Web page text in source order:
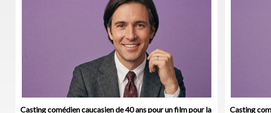
Casting comédien caucasien de 40 ans pour un film pour la
Casting